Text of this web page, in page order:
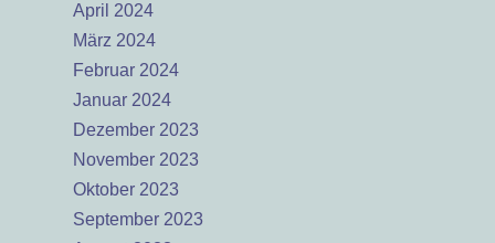
April 2024
März 2024
Februar 2024
Januar 2024
Dezember 2023
November 2023
Oktober 2023
September 2023